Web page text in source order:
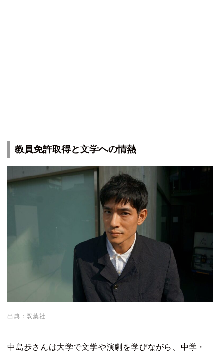
教員免許取得と文学への情熱
出典：双葉社
中島歩さんは大学で文学や演劇を学びながら、中学・